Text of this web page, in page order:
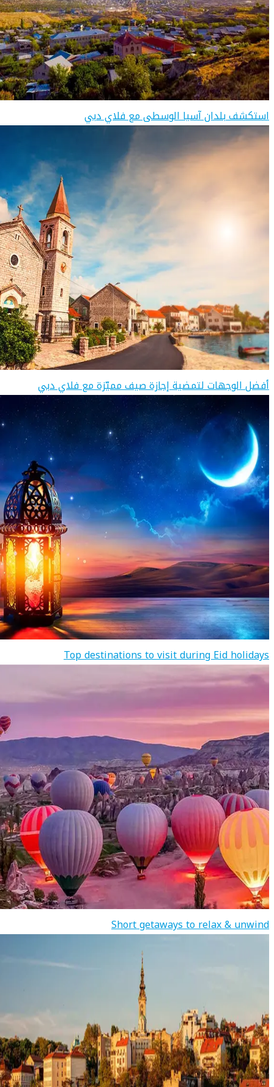
استكشف بلدان آسيا الوسطى مع فلاي دبي
أفضل الوجهات لتمضية إجازة صيف مميّزة مع فلاي دبي
Top destinations to visit during Eid holidays
Short getaways to relax & unwind